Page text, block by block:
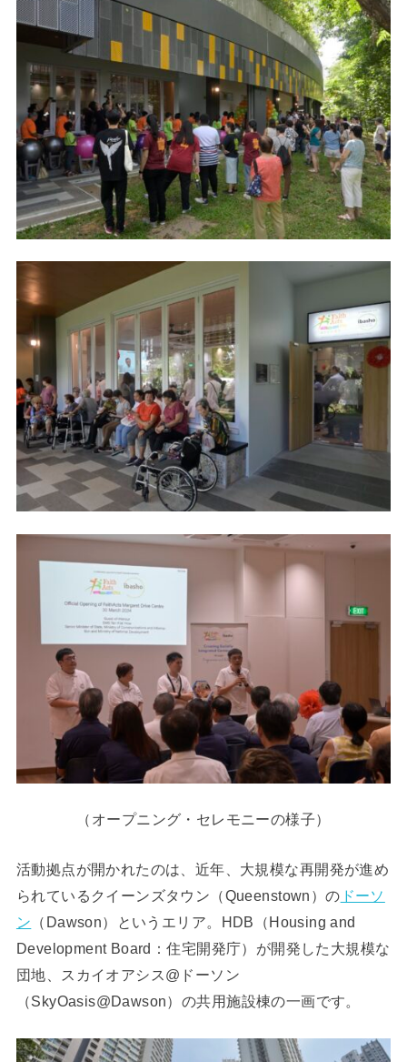
（オープニング・セレモニーの様子）
活動拠点が開かれたのは、近年、大規模な再開発が進め
られているクイーンズタウン（Queenstown）の ドーソ
ン （Dawson）というエリア。HDB（Housing and
Development Board：住宅開発庁）が開発した大規模な
団地、スカイオアシス@ドーソン
（SkyOasis@Dawson）の共用施設棟の一画です。